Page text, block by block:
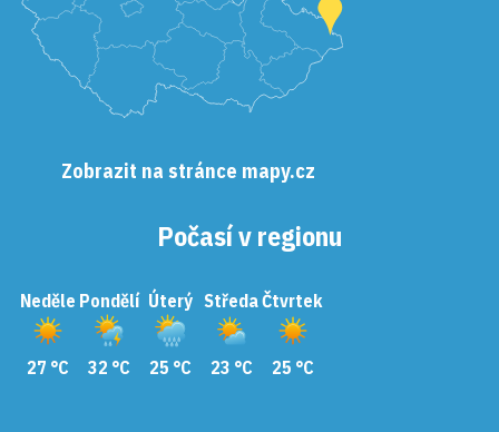
Zobrazit na stránce mapy.cz
Počasí v regionu
Neděle
27 °C
Pondělí
32 °C
Úterý
25 °C
Středa
23 °C
Čtvrtek
25 °C